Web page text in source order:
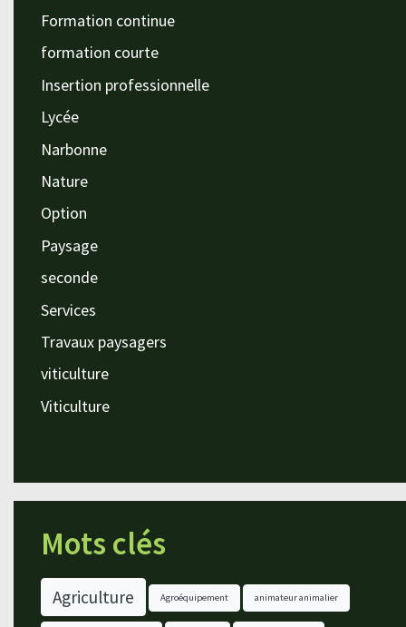
Formation continue
formation courte
Insertion professionnelle
Lycée
Narbonne
Nature
Option
Paysage
seconde
Services
Travaux paysagers
viticulture
Viticulture
Mots clés
Agriculture Agroéquipement animateur animalier